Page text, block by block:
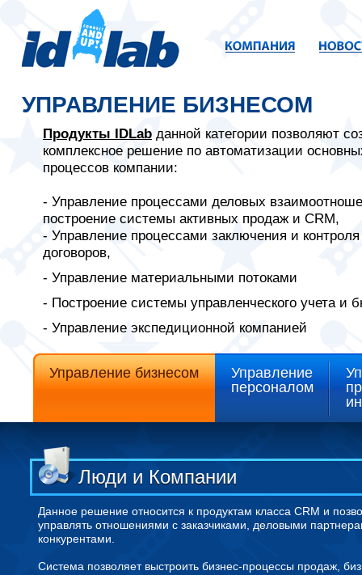
УПРАВЛЕНИЕ БИЗНЕСОМ
Продукты IDLab данной категории позволяют
комплексное решение по автоматизации
процессов компании:
- Управление процессами деловых
построение системы активных продаж и CRM,
- Управление процессами заключения и
договоров,
- Управление материальными потоками
- Построение системы управленческого учета и
- Управление экспедиционной компанией
Управление бизнесом
Управление
персоналом
Люди и Компании
Данное решение относится к продуктам класса CRM и
управлять отношениями с заказчиками, деловыми
конкурентами.
Система позволяет выстроить бизнес-процессы продаж,